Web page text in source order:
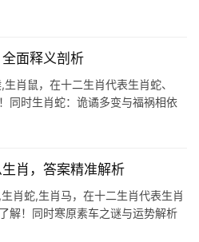
煞”凶星暗藏，团队易因利益分配不
面释义剖析
肖鼠，在十二生肖代表生肖蛇、
同时生肖蛇：诡谲多变与福祸相依
中，2026年对属蛇者而言极为关
肖，答案精准解析
肖蛇,生肖马，在十二生肖代表生肖
解！同时寒原素车之谜与运势解析